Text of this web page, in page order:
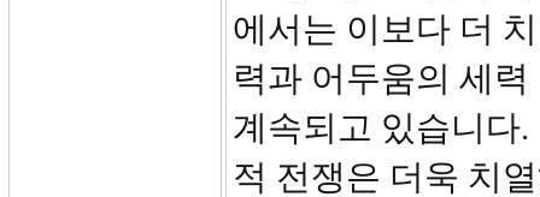
에서는 이보다 더
력과 어두움의 세
계속되고 있습니다
적 전쟁은 더욱 치